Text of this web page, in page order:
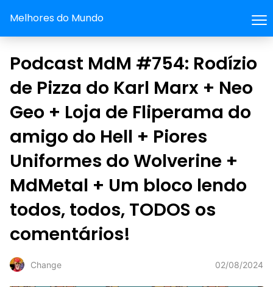
Melhores do Mundo
Podcast MdM #754: Rodízio
de Pizza do Karl Marx + Neo
Geo + Loja de Fliperama do
amigo do Hell + Piores
Uniformes do Wolverine +
MdMetal + Um bloco lendo
todos, todos, TODOS os
comentários!
Change 02/08/2024